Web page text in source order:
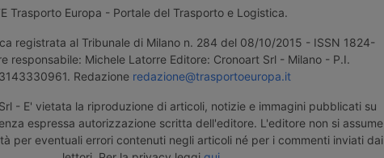
Trasporto Europa - Portale del Trasporto e Logistica.
registrata al Tribunale di Milano n. 284 del 08/10/2015 - ISSN 1824-
responsabile: Michele Latorre Editore: Cronoart Srl - Milano - P.I.
Redazione redazione@trasportoeuropa.it
- E' vietata la riproduzione di articoli, notizie e immagini pubblicati su
espressa autorizzazione scritta dell'editore. L'editore non si assume
per eventuali errori contenuti negli articoli né per i commenti inviati dai